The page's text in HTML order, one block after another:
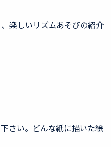
楽しいリズムあそびの紹介
さい。どんな紙に描いた絵